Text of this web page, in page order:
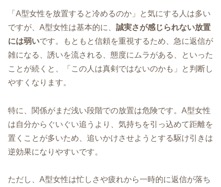
「A型女性を放置すると冷めるのか」と気にする人は多い
ですが、A型女性は基本的に、 誠実さが感じられない放置
には弱いです。もともと信頼を重視するため、急に返信が
雑になる、誘いを流される、態度にムラがある、といった
ことが続くと、「この人は真剣ではないのかも」と判断し
やすくなります。
特に、関係がまだ浅い段階での放置は危険です。A型女性
は自分からぐいぐい追うより、気持ちを引っ込めて距離を
置くことが多いため、追いかけさせようとする駆け引きは
逆効果になりやすいです。
ただし、A型女性は忙しさや疲れから一時的に返信が落ち